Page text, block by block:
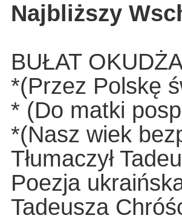
Najbliższy
BUŁAT
*(Przez Polskę
* (Do matki
*(Nasz wiek
Tłumaczył
Poezja
Tadeusza